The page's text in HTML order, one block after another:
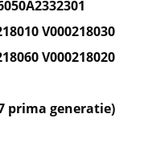
V000218030
V000218020
prima generatie)